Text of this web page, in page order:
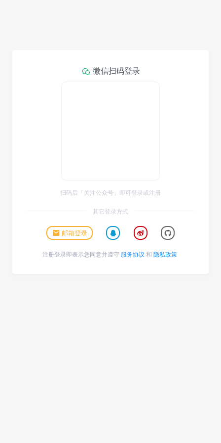
微信扫码登录
扫码后「关注公众号」即可登录或注册
其它登录方式
邮箱登录
注册登录即表示您同意并遵守 服务协议 和 隐私政策